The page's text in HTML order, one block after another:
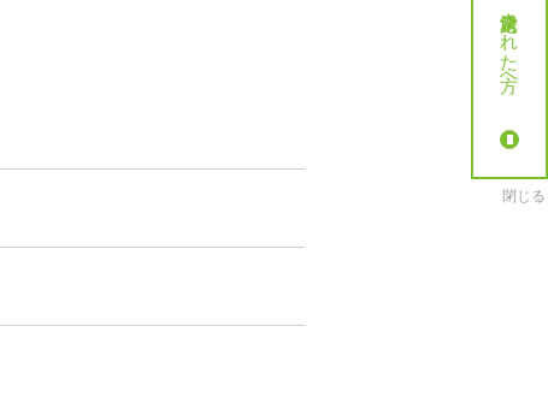
就労決定された方へ
閉じる